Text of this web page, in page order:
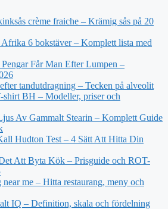
crème fraiche – Krämig sås på 20
6 bokstäver – Komplett lista med
Får Man Efter Lumpen –
tandutdragning – Tecken på alveolit
shirt BH – Modeller, priser och
Av Gammalt Stearin – Komplett Guide
Hudton Test – 4 Sätt Att Hitta Din
Att Byta Kök – Prisguide och ROT-
me – Hitta restaurang, meny och
IQ – Definition, skala och fördelning